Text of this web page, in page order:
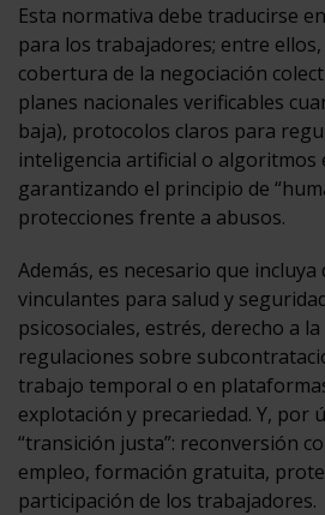
Esta normativa debe traducirse
para los trabajadores; entre
cobertura de la negociación
planes nacionales verificables
baja), protocolos claros para
inteligencia artificial o algoritmos
garantizando el principio de
protecciones frente a abusos.
Además, es necesario que incluya
vinculantes para salud y
psicosociales, estrés, derecho a
regulaciones sobre
trabajo temporal o en
explotación y precariedad. Y, por
“transición justa”: reconversión
empleo, formación gratuita,
participación de los trabajadores.